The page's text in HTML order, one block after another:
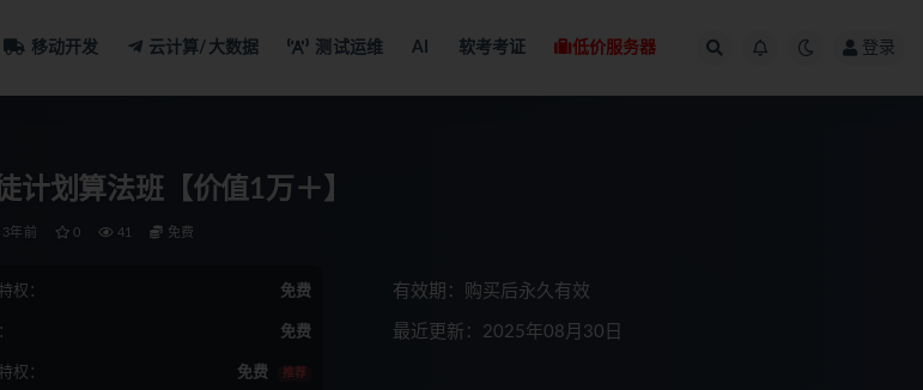
移动开发 云计算/大数据 测试运维 AI 软考考证 低价服务器 登录
计划算法班【价值1万＋】
3年前 0 41 免费
权： 免费
免费
权： 免费 推荐
有效期：购买后永久有效
最近更新：2025年08月30日